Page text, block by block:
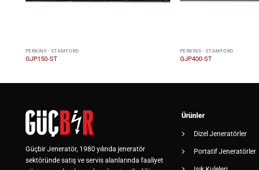
PERKINS - STAMFORD
GJP150-ST
PERKINS - STAMFORD
GJP400-ST
Güçbir Jeneratör, 1980 yılında jeneratör
sektöründe satış ve servis alanlarında faaliyet
Ürünler
Dizel Jeneratörler
Portatif Jeneratörler